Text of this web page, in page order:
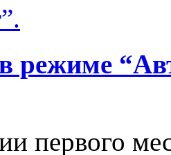
режиме
первого